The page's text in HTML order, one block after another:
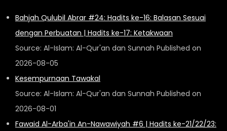
Bahjah Qulubil Abrar #24: Hadits ke-16: Balasan Sesuai
dengan Perbuatan | Hadits ke-17: Ketakwaan
Source: Al-Islam: Al-Qur'an dan Sunnah Published on
2026-08-05
Kesempurnaan Tawakal
Source: Al-Islam: Al-Qur'an dan Sunnah Published on
2026-08-01
Fawaid Al-Arba'in An-Nawawiyah #6 | Hadits ke-21/22/23: